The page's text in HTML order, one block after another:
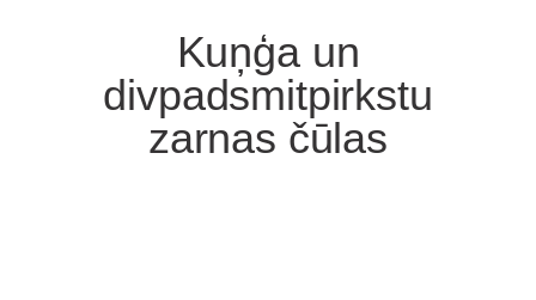
Kuņģa un
divpadsmitpirkstu
zarnas čūlas